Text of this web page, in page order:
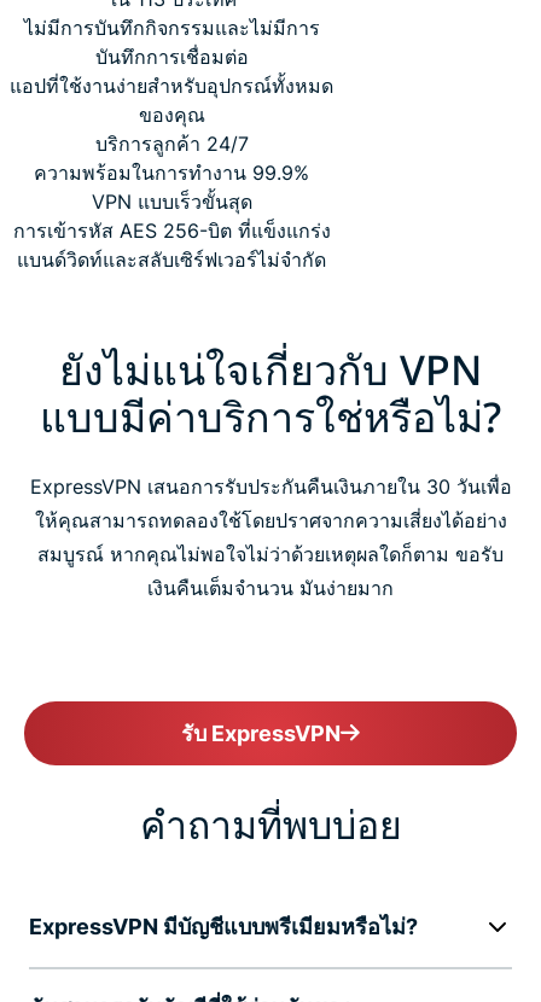
ไม่มีการบันทึกกิจกรรมและไม่มีการ
บันทึกการเชื่อมต่อ
แอปที่ใช้งานง่ายสำหรับอุปกรณ์ทั้งหมด
ของคุณ
บริการลูกค้า 24/7
ความพร้อมในการทำงาน 99.9%
VPN แบบเร็วขั้นสุด
การเข้ารหัส AES 256-บิต ที่แข็งแกร่ง
แบนด์วิดท์และสลับเซิร์ฟเวอร์ไม่จำกัด
ยังไม่แน่ใจเกี่ยวกับ VPN
แบบมีค่าบริการใช่หรือไม่?
ExpressVPN เสนอการรับประกันคืนเงินภายใน 30 วันเพื่อ
ให้คุณสามารถทดลองใช้โดยปราศจากความเสี่ยงได้อย่าง
สมบูรณ์ หากคุณไม่พอใจไม่ว่าด้วยเหตุผลใดก็ตาม ขอรับ
เงินคืนเต็มจำนวน มันง่ายมาก
รับ ExpressVPN
คำถามที่พบบ่อย
ExpressVPN มีบัญชีแบบพรีเมียมหรือไม่?